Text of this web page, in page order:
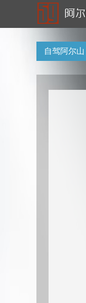
自驾阿尔山